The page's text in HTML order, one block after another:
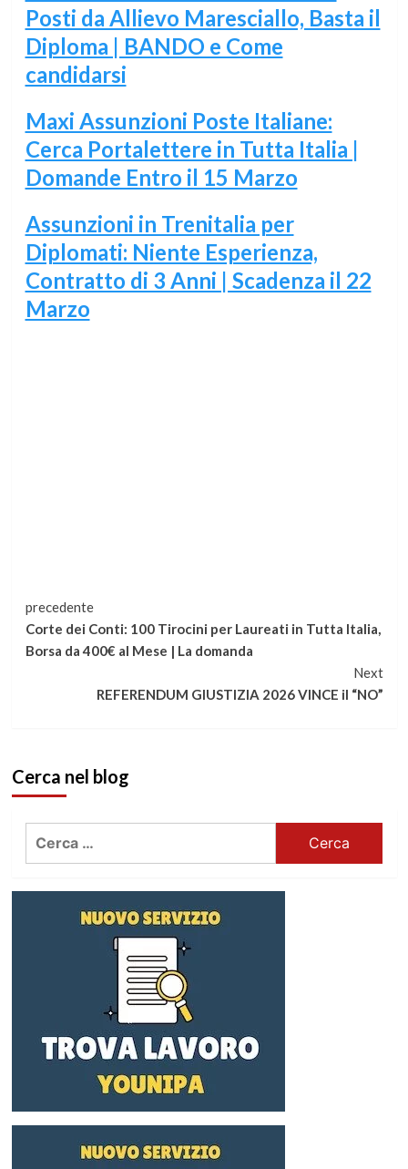
Posti da Allievo Maresciallo, Basta il
Diploma | BANDO e Come
candidarsi
Maxi Assunzioni Poste Italiane:
Cerca Portalettere in Tutta Italia |
Domande Entro il 15 Marzo
Assunzioni in Trenitalia per
Diplomati: Niente Esperienza,
Contratto di 3 Anni | Scadenza il 22
Marzo
Continua
a
leggere
precedente
Corte dei Conti: 100 Tirocini per Laureati in Tutta Italia,
Borsa da 400€ al Mese | La domanda
Next
REFERENDUM GIUSTIZIA 2026 VINCE il “NO”
Cerca nel blog